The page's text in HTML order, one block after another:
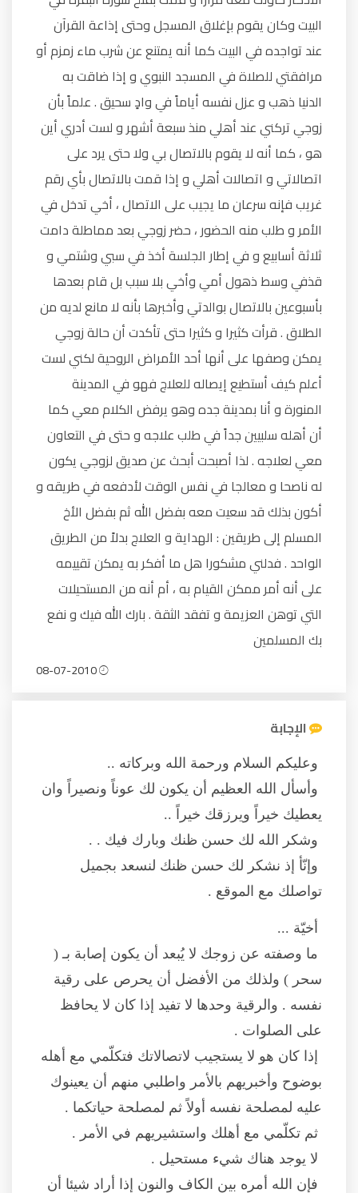
البيت وكان يقوم بإغلاق المسجل وحتى إذاعة القرآن
عند تواجده في البيت كما أنه يمتنع عن شرب ماء زمزم أو
مرافقتي للصلاة في المسجد النبوي و إذا ضاقت به
الدنيا ذهب و عزل نفسه أياماً في وادٍ سحيق . علماً بأن
زوجي تركني عند أهلي منذ سبعة أشهر و لست أدري أين
هو ، كما أنه لا يقوم بالاتصال بي ولا حتى يرد على
اتصالاتي و اتصالات أهلي و إذا قمت بالاتصال بأي رقم
غريب فإنه سرعان ما يجيب على الاتصال ، أخي تدخل في
الأمر و طلب منه الحضور ، حضر زوجي بعد مماطلة دامت
ثلاثة أسابيع و في إطار الجلسة أخذ في سبي وشتمي و
قذفي وسط ذهول أمي وأخي بلا سبب بل قام بعدها
بأسبوعين بالاتصال بوالدتي وأخبرها بأنه لا مانع لديه من
الطلاق . قرأت كثيرا و كثيرا حتى تأكدت أن حالة زوجي
يمكن وصفها على أنها أحد الأمراض الروحية لكني لست
أعلم كيف أستطيع إيصاله للعلاج فهو في المدينة
المنورة و أنا بمدينة جده وهو يرفض الكلام معي كما
أن أهله سلبيين جداً في طلب علاجه و حتى في التعاون
معي لعلاجه . لذا أصبحت أبحث عن صديق لزوجي يكون
له ناصحا و معالجا في نفس الوقت لأدفعه في طريقه و
أكون بذلك قد سعيت معه بفضل الله ثم بفضل الأخ
المسلم إلى طريقين : الهداية و العلاج بدلاً من الطريق
الواحد . فدلني مشكورا هل ما أفكر به يمكن تقييمه
على أنه أمر ممكن القيام به ، أم أنه من المستحيلات
التي توهن العزيمة و تفقد الثقة . بارك الله فيك و نفع
بك المسلمين
الإجابة
وعليكم السلام ورحمة الله وبركاته ..
وأسأل الله العظيم أن يكون لك عوناً ونصيراً وان
يعطيك خيراً ويرزقك خيراً ..
وشكر الله لك حسن ظنك وبارك فيك . .
وإنّأ إذ نشكر لك حسن ظنك لنسعد بجميل
تواصلك مع الموقع .
أخيّة ...
ما وصفته عن زوجك لا يُبعد أن يكون إصابة بـ (
سحر ) ولذلك من الأفضل أن يحرص على رقية
نفسه . والرقية وحدها لا تفيد إذا كان لا يحافظ
على الصلوات .
إذا كان هو لا يستجيب لاتصالاتك فتكلّمي مع أهله
بوضوح وأخبريهم بالأمر واطلبي منهم أن يعينوك
عليه لمصلحة نفسه أولاً ثم لمصلحة حياتكما .
ثم تكلّمي مع أهلك واستشيريهم في الأمر .
لا يوجد هناك شيء مستحيل .
فإن الله أمره بين الكاف والنون إذا أراد شيئا أن